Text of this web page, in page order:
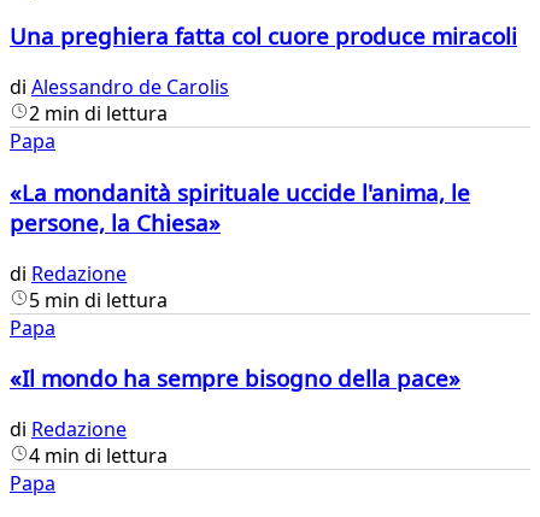
Una preghiera fatta col cuore produce miracoli
di Alessandro de Carolis
2 min di lettura
Papa
«La mondanità spirituale uccide l'anima, le
persone, la Chiesa»
di Redazione
5 min di lettura
Papa
«Il mondo ha sempre bisogno della pace»
di Redazione
4 min di lettura
Papa